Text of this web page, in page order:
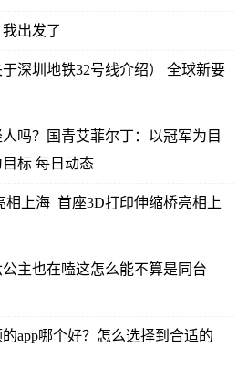
出发了
深圳地铁32号线介绍） 全球新要
吗？国青艾菲尔丁：以冠军为目
标 每日动态
上海_首座3D打印伸缩桥亮相上
主也在嗑这怎么能不算是同台
app哪个好？怎么选择到合适的